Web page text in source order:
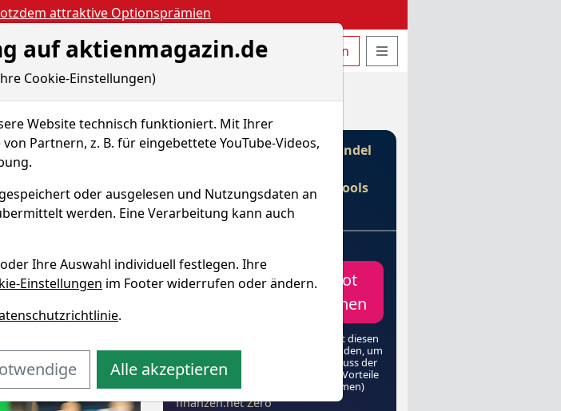
attraktive Optionsprämien
Aktien- und Artikelsuche öffnen
Gratis Account Bestellen Login Seitennavigation öffnen
Allzeithoch. Was s...
16.06.26 10:35
Gebührenfreier Handel
& Profi-Tools
von
Kooperation
wirbelt die
gebührenfreien
Handel von
finanzen.net Zero
Depot
eröffnen
(Unbedingt diesen
Link verwenden, um
in den Genuss der
TraderFox-Vorteile
zu kommen)
auf aktienmagazin.de
Cookie-Einstellungen)
Website technisch funktioniert. Mit Ihrer
Partnern, z. B. für eingebettete YouTube-Videos,
oder ausgelesen und Nutzungsdaten an
werden. Eine Verarbeitung kann auch
Ihre Auswahl individuell festlegen. Ihre
Einstellungen im Footer widerrufen oder ändern.
.
Alle akzeptieren